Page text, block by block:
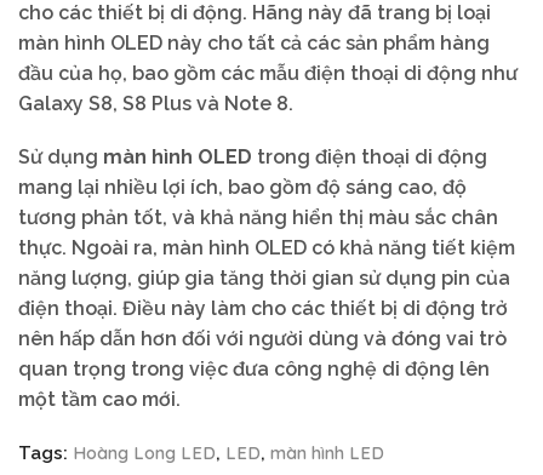
cho các thiết bị di động. Hãng này đã trang bị loại
màn hình OLED này cho tất cả các sản phẩm hàng
đầu của họ, bao gồm các mẫu điện thoại di động như
Galaxy S8, S8 Plus và Note 8.
Sử dụng màn hình OLED trong điện thoại di động
mang lại nhiều lợi ích, bao gồm độ sáng cao, độ
tương phản tốt, và khả năng hiển thị màu sắc chân
thực. Ngoài ra, màn hình OLED có khả năng tiết kiệm
năng lượng, giúp gia tăng thời gian sử dụng pin của
điện thoại. Điều này làm cho các thiết bị di động trở
nên hấp dẫn hơn đối với người dùng và đóng vai trò
quan trọng trong việc đưa công nghệ di động lên
một tầm cao mới.
Tags: Hoàng Long LED, LED, màn hình LED